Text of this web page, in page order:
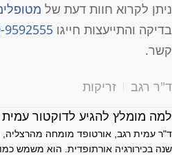
ניתן לקרוא חוות דעת של
בדיקה והתייעצות חייגו 9592555
קשר.
ד"ר רגב זריקות
למה מומלץ להגיע לדוקטור
שנה בכירורגיה אורתופדית. הוא משמש